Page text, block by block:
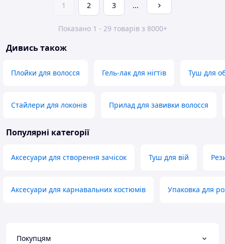
1 2 3 ...
Показано 1 - 29 товарів з 8000+
Дивись також
Плойки для волосся Гель-лак для нігтів Туш для
Стайлери для локонів Прилад для завивки волосся
Популярні категорії
Аксесуари для створення зачісок Туш для вій
Аксесуари для карнавальних костюмів Упаковка для
Покупцям